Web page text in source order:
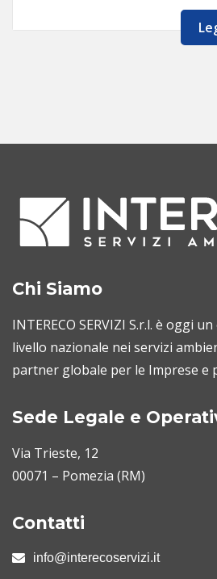
Chi Siamo
INTERECO SERVIZI S.r.l. è oggi
livello nazionale nei servizi
partner globale per le Imprese e
Sede Legale e
Via Trieste, 12
00071 – Pomezia (RM)
Contatti
info@interecoservizi.it